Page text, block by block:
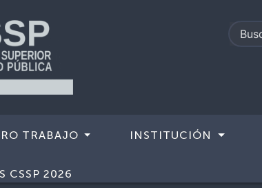
TRABAJO INSTITUCIÓN
CSSP 2026